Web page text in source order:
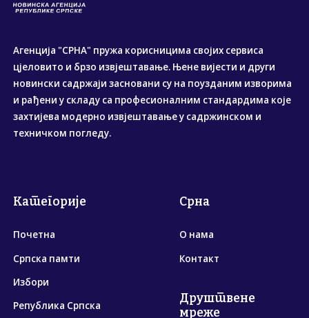
Агенција "СРНА" пружа корисницима својих сервиса
цјеловито и брзо извјештавање. Њене вијести и други
новински садржаји засновани су на поузданим изворима
и рађени у складу са професионалним стандардима које
захтијева модерно извјештавање у садржинском и
техничком погледу.
Категорије
Почетна
Српска памти
Избори
Република Српска
Срна
О нама
Контакт
Друштвене
мреже